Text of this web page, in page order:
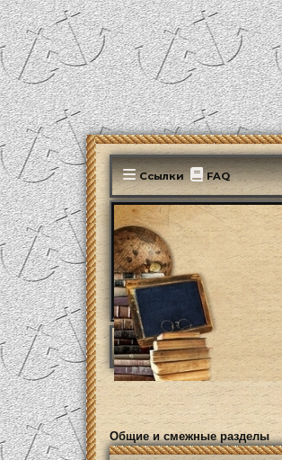
Ссылки FAQ
MonParis2025 ФОРУМ
Общие и смежные разделы